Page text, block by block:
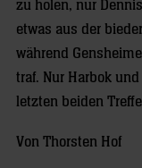
zu holen, nur
etwas aus der
während
traf. Nur Harbok
letzten beiden
Von Thorsten Hof